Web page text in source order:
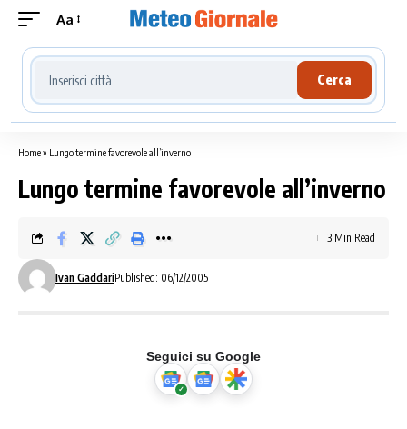
Aa
Cerca località meteo
Cerca
Home» Lungo termine favorevole all’inverno
Lungo termine favorevole all’inverno
Ivan GaddariPublished: 06/12/2005
3 Min Read
Seguici su Google